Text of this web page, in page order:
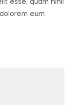
esse, quam nihil
eum